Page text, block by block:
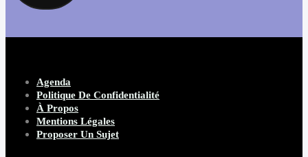
Agenda
Politique De Confidentialité
À Propos
Mentions Légales
Proposer Un Sujet